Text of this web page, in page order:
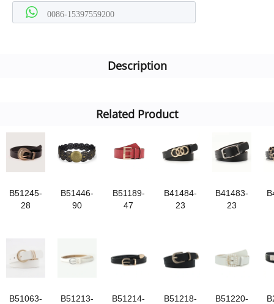
0086-15397559200
Description
Related Product
B51245-
28
B51446-
90
B51189-
47
B41484-
23
B41483-
23
B51063-
B51213-
B51214-
B51218-
B51220-